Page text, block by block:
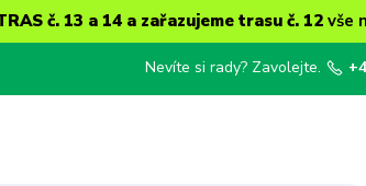
č. 13 a 14 a zařazujeme trasu č. 12 vše
Nevíte si rady? Zavolejte.